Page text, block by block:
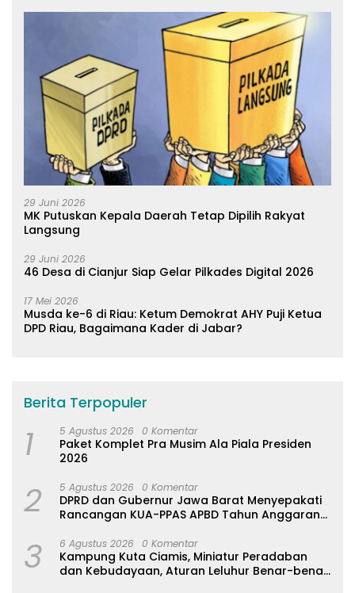
29 Juni 2026
MK Putuskan Kepala Daerah Tetap Dipilih Rakyat
Langsung
29 Juni 2026
46 Desa di Cianjur Siap Gelar Pilkades Digital 2026
17 Mei 2026
Musda ke-6 di Riau: Ketum Demokrat AHY Puji Ketua
DPD Riau, Bagaimana Kader di Jabar?
Berita Terpopuler
1 5 Agustus 2026 0 Komentar
Paket Komplet Pra Musim Ala Piala Presiden
2026
2 5 Agustus 2026 0 Komentar
DPRD dan Gubernur Jawa Barat Menyepakati
Rancangan KUA-PPAS APBD Tahun Anggaran
3 6 Agustus 2026 0 Komentar
Kampung Kuta Ciamis, Miniatur Peradaban
dan Kebudayaan, Aturan Leluhur Benar-benar